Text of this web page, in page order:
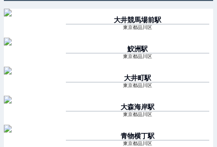
大井競馬場前駅
東京都品川区
鮫洲駅
東京都品川区
大井町駅
東京都品川区
大森海岸駅
東京都品川区
青物横丁駅
東京都品川区